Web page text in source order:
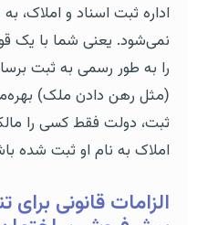
اداره ثبت اسناد و املاک،
نمی‌شود. یعنی شما با یک
را به طور رسمی به ثبت
ثبت، دولت فقط کسی را
املاک به نام او ثبت شده
الزامات قانونی